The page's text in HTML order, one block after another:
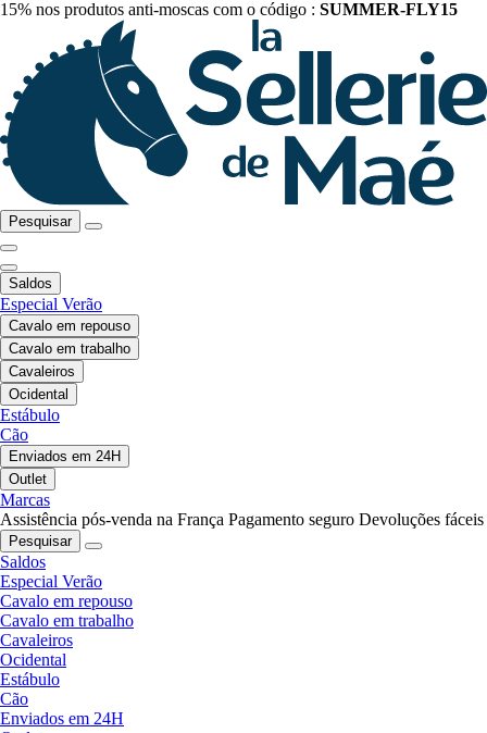
15% nos produtos anti-moscas com o código : SUMMER-FLY15
Pesquisar
Saldos
Especial Verão
Cavalo em repouso
Cavalo em trabalho
Cavaleiros
Ocidental
Estábulo
Cão
Enviados em 24H
Outlet
Marcas
Assistência pós-venda na França Pagamento seguro Devoluções fáceis
Pesquisar
Saldos
Especial Verão
Cavalo em repouso
Cavalo em trabalho
Cavaleiros
Ocidental
Estábulo
Cão
Enviados em 24H